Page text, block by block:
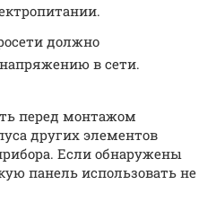
должно
напряжению в сети.
перед монтажом
других элементов
Если обнаружены
панель использовать не